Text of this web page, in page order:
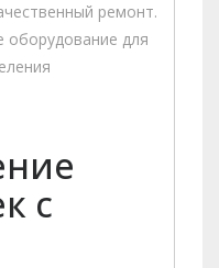
ремонт.
оборудование для
с